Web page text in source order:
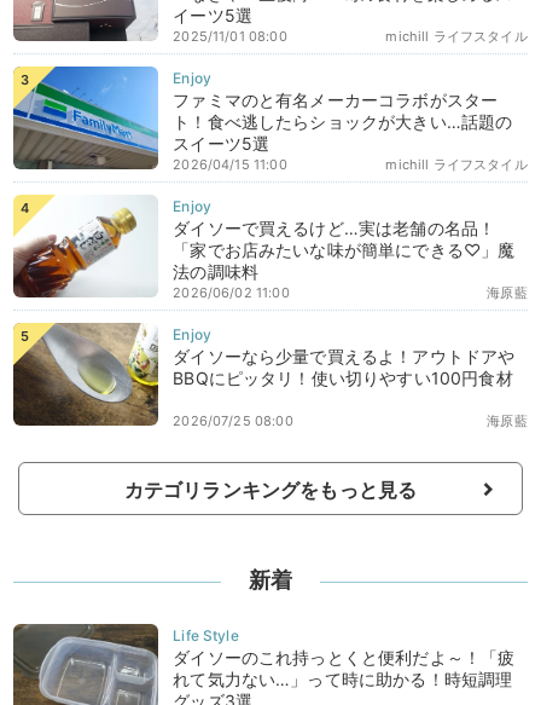
イーツ5選
michill ライフスタイル
2025/11/01 08:00
ファミマのと有名メーカーコラボがスター
ト！食べ逃したらショックが大きい…話題の
スイーツ5選
michill ライフスタイル
2026/04/15 11:00
ダイソーで買えるけど…実は老舗の名品！
「家でお店みたいな味が簡単にできる♡」魔
法の調味料
海原藍
2026/06/02 11:00
ダイソーなら少量で買えるよ！アウトドアや
BBQにピッタリ！使い切りやすい100円食材
海原藍
2026/07/25 08:00
カテゴリランキングをもっと見る
新着
ダイソーのこれ持っとくと便利だよ～！「疲
れて気力ない…」って時に助かる！時短調理
グッズ3選